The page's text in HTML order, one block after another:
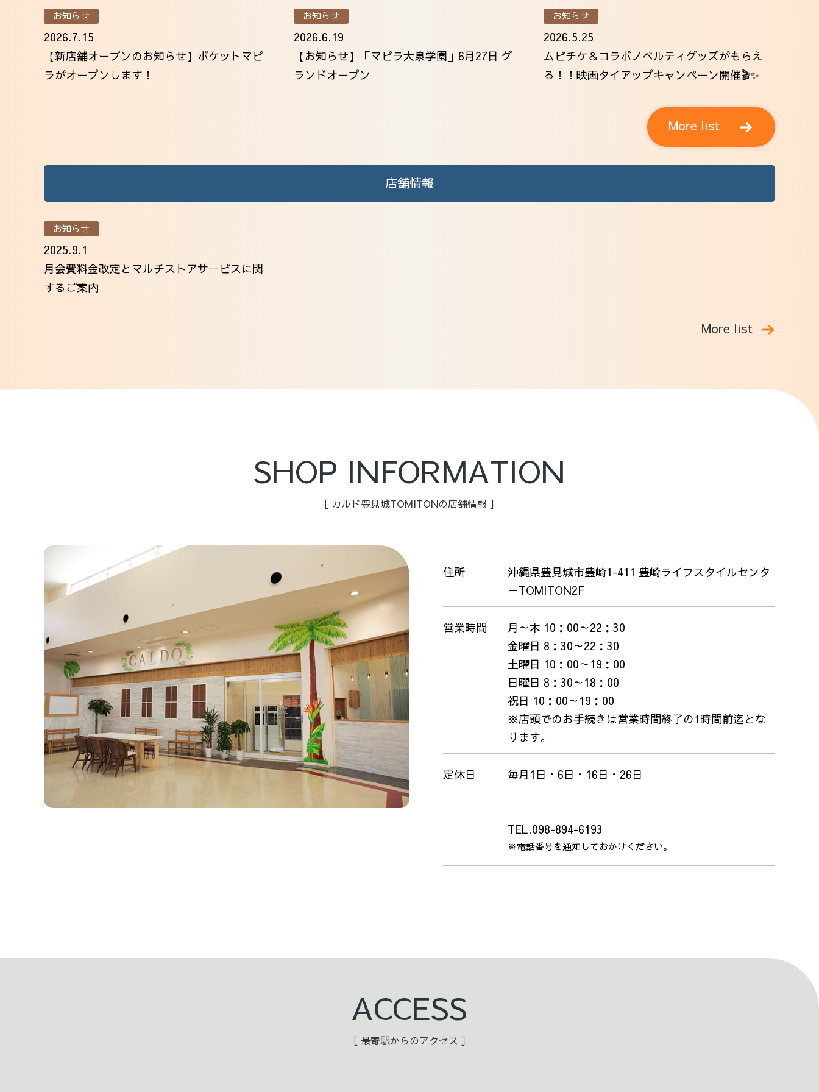
お知らせ
2026.7.15
【新店舗オープンのお知らせ】ポケットマピ
ラがオープンします！
お知らせ
2026.6.19
【お知らせ】「マピラ大泉学園」6月27日 グ
ランドオープン
お知らせ
2026.5.25
ムビチケ＆コラボノベルティグッズがもらえ
る！！映画タイアップキャンペーン開催🎬✨
More list
店舗情報
お知らせ
2025.9.1
月会費料金改定とマルチストアサービスに関
するご案内
More list
SHOP INFORMATION
［ カルド豊見城TOMITONの店舗情報 ］
住所
沖縄県豊見城市豊崎1-411 豊崎ライフスタイルセンタ
ーTOMITON2F
営業時間
月～木 10：00～22：30
金曜日 8：30～22：30
土曜日 10：00～19：00
日曜日 8：30～18：00
祝日 10：00～19：00
※店頭でのお手続きは営業時間終了の1時間前迄とな
ります。
定休日 毎月1日・6日・16日・26日
TEL.098-894-6193
※電話番号を通知しておかけください。
ACCESS
［ 最寄駅からのアクセス ］